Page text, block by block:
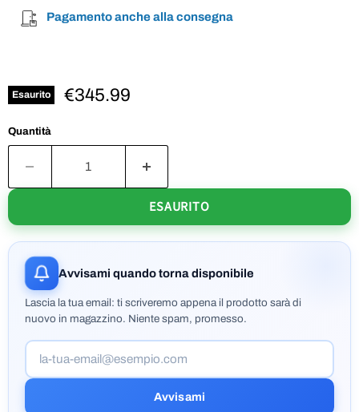
Pagamento anche alla consegna
Esaurito €345.99
Quantità
ESAURITO
Avvisami quando torna disponibile
Lascia la tua email: ti scriveremo appena il prodotto sarà di
nuovo in magazzino. Niente spam, promesso.
Avvisami